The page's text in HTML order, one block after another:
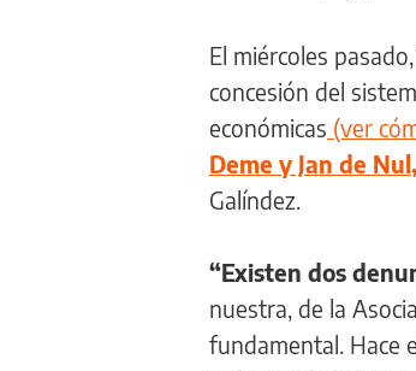
El miércoles
concesión del
económicas (ver
Deme y Jan de Nul,
Galíndez.
“Existen dos
nuestra, de la
fundamental. Hace